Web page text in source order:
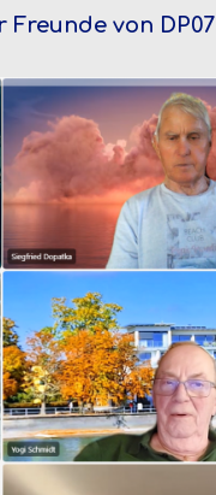
Freunde von DP07